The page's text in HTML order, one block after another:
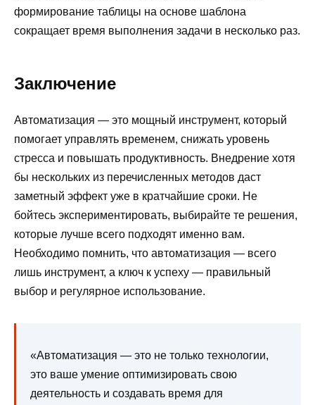
формирование таблицы на основе шаблона
сокращает время выполнения задачи в несколько раз.
Заключение
Автоматизация — это мощный инструмент, который
помогает управлять временем, снижать уровень
стресса и повышать продуктивность. Внедрение хотя
бы нескольких из перечисленных методов даст
заметный эффект уже в кратчайшие сроки. Не
бойтесь экспериментировать, выбирайте те решения,
которые лучше всего подходят именно вам.
Необходимо помнить, что автоматизация — всего
лишь инструмент, а ключ к успеху — правильный
выбор и регулярное использование.
«Автоматизация — это не только технологии,
это ваше умение оптимизировать свою
деятельность и создавать время для